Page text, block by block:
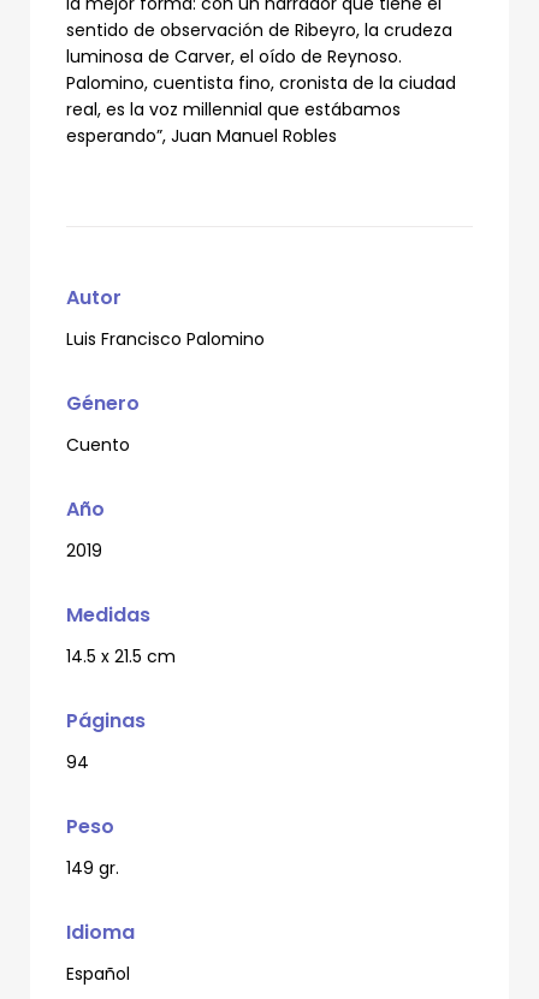
sentido de observación de Ribeyro, la crudeza
luminosa de Carver, el oído de Reynoso.
Palomino, cuentista fino, cronista de la ciudad
real, es la voz millennial que estábamos
esperando”, Juan Manuel Robles
Autor
Luis Francisco Palomino
Género
Cuento
Año
2019
Medidas
14.5 x 21.5 cm
Páginas
94
Peso
149 gr.
Idioma
Español